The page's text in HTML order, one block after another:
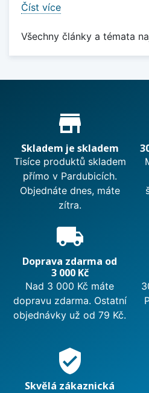
Číst více
Všechny články a témata
Proč nakupovat u nás?
store_mall_directory
Skladem je skladem
Tisíce produktů skladem
přímo v Pardubicích.
Objednáte dnes, máte
zítra.
local_shipping
Doprava zdarma od
3 000 Kč
Nad 3 000 Kč máte
dopravu zdarma. Ostatní
objednávky už od 79 Kč.
verified_user
Skvělá zákaznická